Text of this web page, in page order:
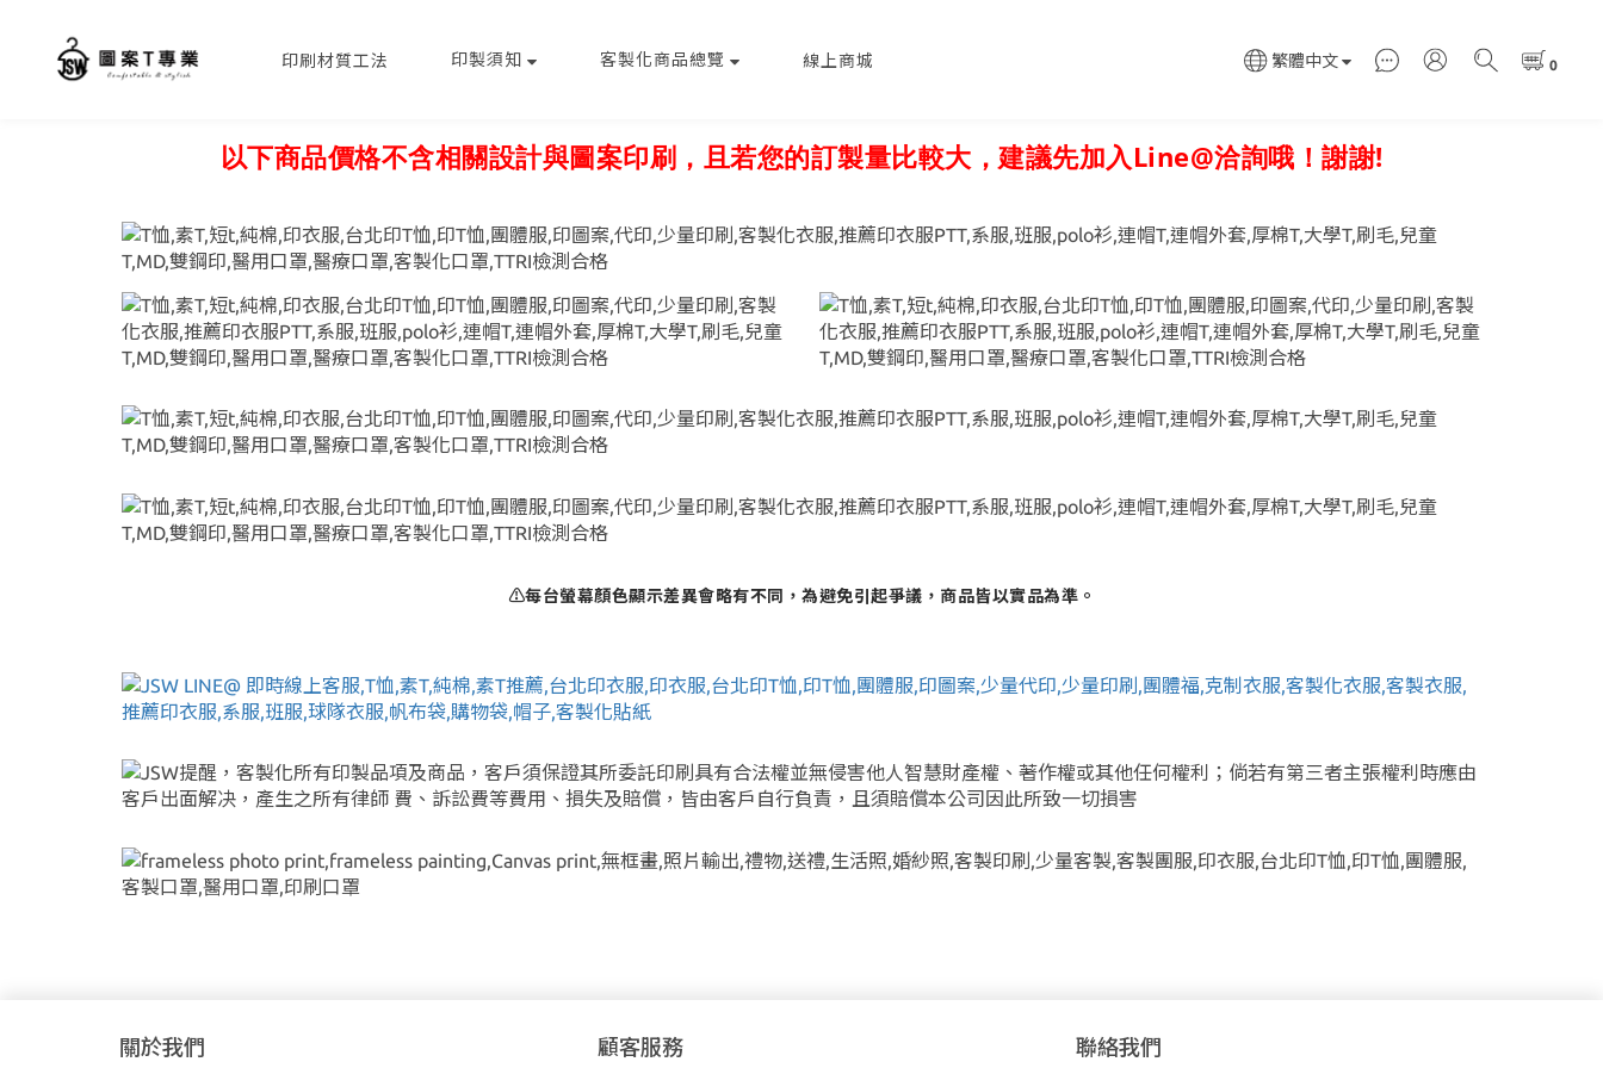
印刷材質工法 印製須知 客製化商品總覽 線上商城 繁體中文
以下商品價格不含相關設計與圖案印刷，且若您的訂製量比較大，建議先加入Line@洽詢哦！謝謝!
⚠每台螢幕顏色顯示差異會略有不同，為避免引起爭議，商品皆以實品為準。
關於我們 顧客服務 聯絡我們